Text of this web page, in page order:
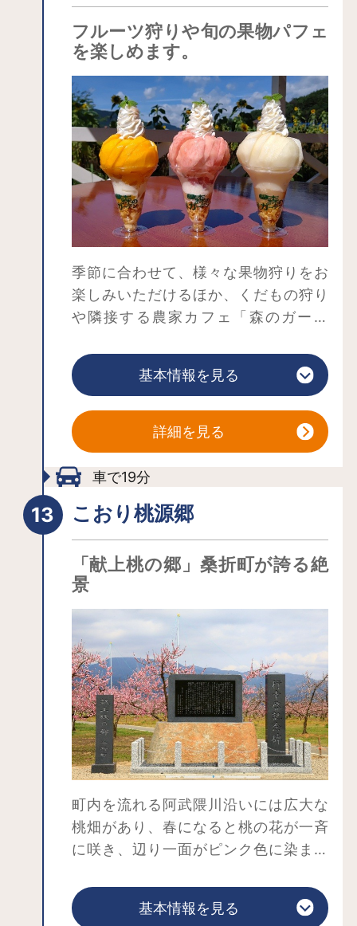
です。 絵付け体験も人気です。
【湯楽座】 土湯温泉の観光案内所、
カフェレストラン、お土産や日用雑貨
がそろう売店、宿泊部屋などが完備し
てあります。 道路向かいの「公衆浴
場仲之湯」で、温泉につかりながらゆ
ったりくつろぐこともできます。 土
湯温泉にお越しの際はぜひお立ち寄り
ください。
【湯愛舞台】 土湯温泉の表玄関に位
設です。 こけしの絵付け体験も可能
で、ここから見る土湯温泉の姿は絶景
です。
・おららのコミセ えび釣りカフェ・
おららの酒BAR・醇醸蔵 ・女沼サッ
プ・カヤック
フルーツ狩りや旬の果物パフェ
を楽しめます。
季節に合わせて、様々な果物狩りをお
楽しみいただけるほか、くだもの狩り
や隣接する農家カフェ「森のガーデ
す。
基本情報を見る
詳細を見る
車で19分
こおり桃源郷
「献上桃の郷」桑折町が誇る絶
景
町内を流れる阿武隈川沿いには広大な
桃畑があり、春になると桃の花が一斉
に咲き、辺り一面がピンク色に染まる
す。その桃源郷の中を「こおりピーチ
ライン」という道路が通っており、ド
基本情報を見る